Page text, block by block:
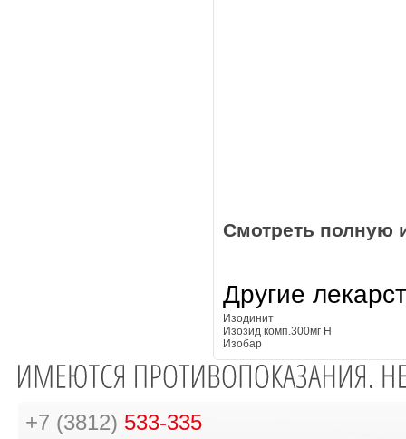
Смотреть полную
Другие
Изодинит
Изозид комп.300мг Н
Изобар
+7 (3812) 533-335